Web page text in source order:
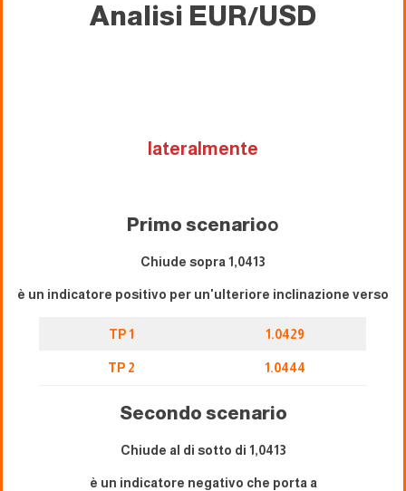
Analisi EUR/USD
lateralmente
Primo scenarioo
Chiude sopra 1,0413
è un indicatore positivo per un'ulteriore inclinazione verso
TP 1 1.0429
TP 2 1.0444
Secondo scenario
Chiude al di sotto di 1,0413
è un indicatore negativo che porta a